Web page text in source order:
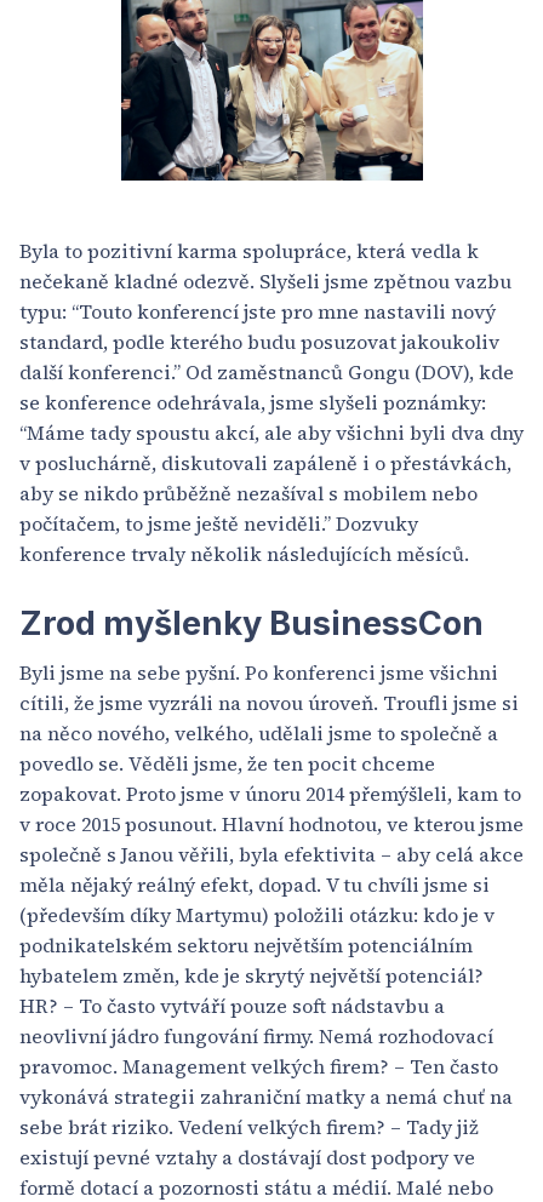
Byla to pozitivní karma spolupráce, která vedla k
nečekaně kladné odezvě. Slyšeli jsme zpětnou vazbu
typu: “Touto konferencí jste pro mne nastavili nový
standard, podle kterého budu posuzovat jakoukoliv
další konferenci.” Od zaměstnanců Gongu (DOV), kde
se konference odehrávala, jsme slyšeli poznámky:
“Máme tady spoustu akcí, ale aby všichni byli dva dny
v posluchárně, diskutovali zapáleně i o přestávkách,
aby se nikdo průběžně nezašíval s mobilem nebo
počítačem, to jsme ještě neviděli.” Dozvuky
konference trvaly několik následujících měsíců.
Zrod myšlenky BusinessCon
Byli jsme na sebe pyšní. Po konferenci jsme všichni
cítili, že jsme vyzráli na novou úroveň. Troufli jsme si
na něco nového, velkého, udělali jsme to společně a
povedlo se. Věděli jsme, že ten pocit chceme
zopakovat. Proto jsme v únoru 2014 přemýšleli, kam to
v roce 2015 posunout. Hlavní hodnotou, ve kterou jsme
společně s Janou věřili, byla efektivita – aby celá akce
měla nějaký reálný efekt, dopad. V tu chvíli jsme si
(především díky Martymu) položili otázku: kdo je v
podnikatelském sektoru největším potenciálním
hybatelem změn, kde je skrytý největší potenciál?
HR? – To často vytváří pouze soft nádstavbu a
neovlivní jádro fungování firmy. Nemá rozhodovací
pravomoc. Management velkých firem? – Ten často
vykonává strategii zahraniční matky a nemá chuť na
sebe brát riziko. Vedení velkých firem? – Tady již
existují pevné vztahy a dostávají dost podpory ve
formě dotací a pozornosti státu a médií. Malé nebo